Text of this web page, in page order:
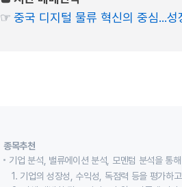
☞중국 디지털 물류 혁신의 중심...성
종목추천
기업 분석, 밸류에이션 분석, 모멘텀 분석을 통
1. 기업의 성장성, 수익성, 독점력 등을 평가하